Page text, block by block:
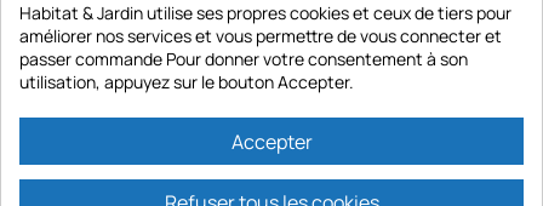
International
Habitat & Jardin utilise ses propres cookies et ceux de tiers pour
améliorer nos services et vous permettre de vous connecter et
passer commande Pour donner votre consentement à son
utilisation, appuyez sur le bouton Accepter.
Accepter